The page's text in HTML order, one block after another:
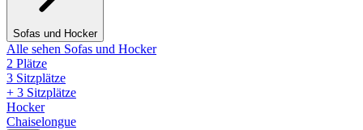
Sofas und Hocker
Alle sehen Sofas und Hocker
2 Plätze
3 Sitzplätze
+ 3 Sitzplätze
Hocker
Chaiselongue